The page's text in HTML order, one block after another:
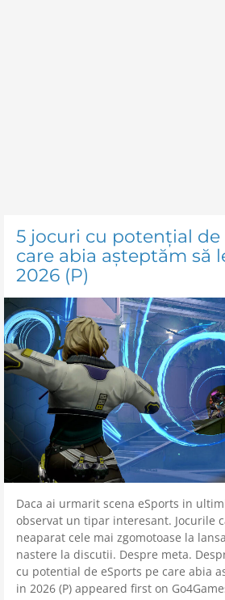
5 jocuri cu potențial de
care abia așteptăm să
2026 (P)
Daca ai urmarit scena eSports in
observat un tipar interesant. Jocurile
neaparat cele mai zgomotoase la
nastere la discutii. Despre meta.
cu potential de eSports pe care abia
in 2026 (P) appeared first on